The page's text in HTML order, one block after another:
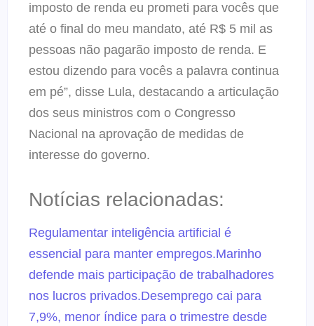
imposto de renda eu prometi para vocês que
até o final do meu mandato, até R$ 5 mil as
pessoas não pagarão imposto de renda. E
estou dizendo para vocês a palavra continua
em pé”, disse Lula, destacando a articulação
dos seus ministros com o Congresso
Nacional na aprovação de medidas de
interesse do governo.
Notícias relacionadas:
Regulamentar inteligência artificial é
essencial para manter empregos.Marinho
defende mais participação de trabalhadores
nos lucros privados.Desemprego cai para
7,9%, menor índice para o trimestre desde